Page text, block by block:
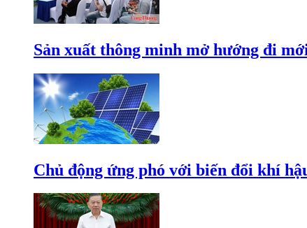
Sản xuất thông minh mở hướng đi
Chủ động ứng phó với biến đổi khí